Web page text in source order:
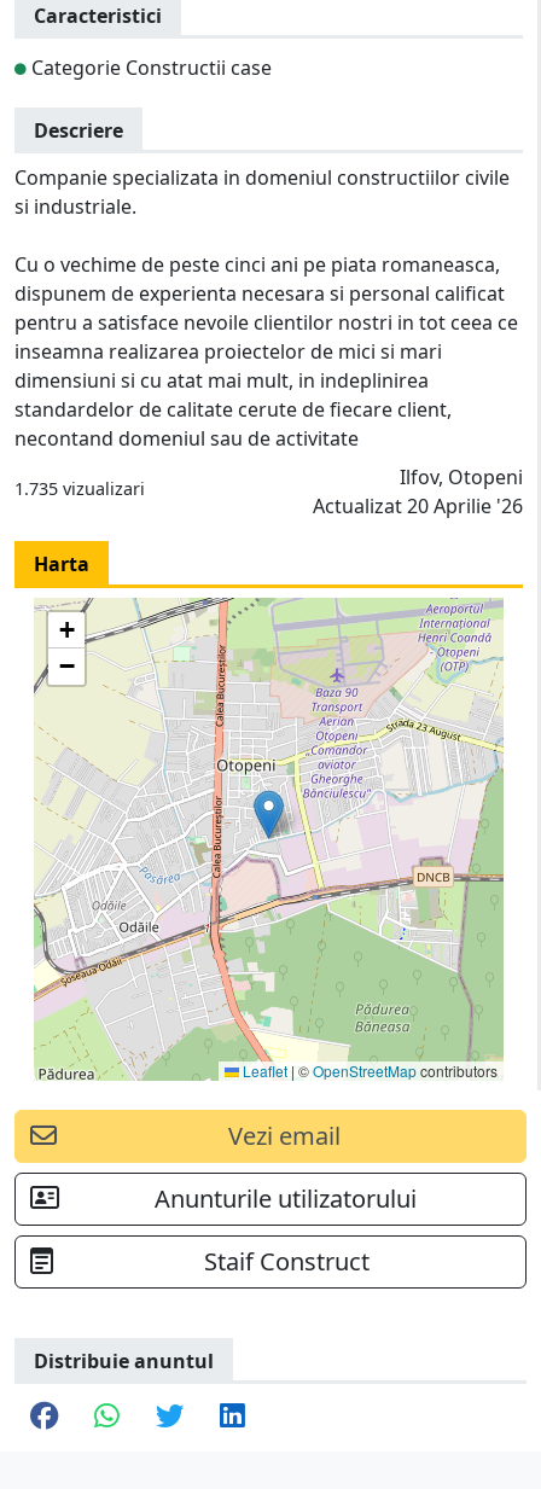
Caracteristici
Categorie Constructii case
Descriere
Companie specializata in domeniul constructiilor civile
si industriale.
Cu o vechime de peste cinci ani pe piata romaneasca,
dispunem de experienta necesara si personal calificat
pentru a satisface nevoile clientilor nostri in tot ceea ce
inseamna realizarea proiectelor de mici si mari
dimensiuni si cu atat mai mult, in indeplinirea
standardelor de calitate cerute de fiecare client,
necontand domeniul sau de activitate
1.735 vizualizari
Ilfov, Otopeni
Actualizat 20 Aprilie '26
Harta
+
−
Leaflet |©OpenStreetMapcontributors
Vezi email
Anunturile utilizatorului
Staif Construct
Distribuie anuntul